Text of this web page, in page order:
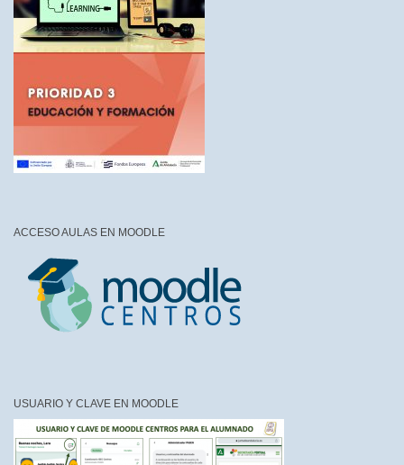
ACCESO AULAS EN MOODLE
USUARIO Y CLAVE EN MOODLE